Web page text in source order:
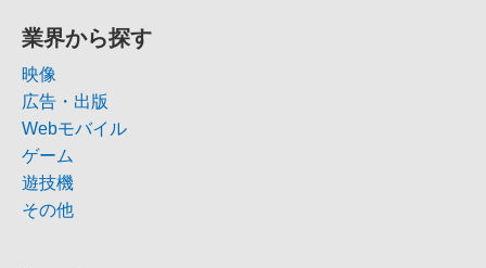
業界から探す
映像
広告・出版
Webモバイル
ゲーム
遊技機
その他